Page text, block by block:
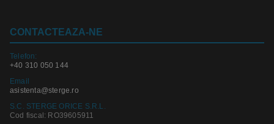
CONTACTEAZA-NE
Telefon:
+40 310 050 144
Email
asistenta@sterge.ro
S.C. STERGE ORICE S.R.L.
Cod fiscal: RO39605911